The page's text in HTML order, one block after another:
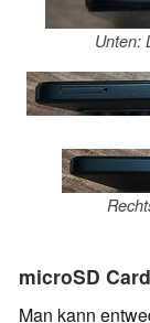
Unten:
microSD
Man kann